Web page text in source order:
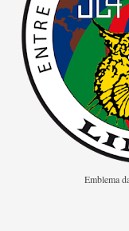
Emblema